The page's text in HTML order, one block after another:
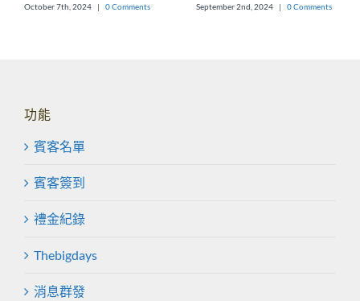
October 7th, 2024 | 0 Comments September 2nd, 2024 | 0 Comments
功能
賓客名單
賓客簽到
禮金紀錄
Thebigdays
消息群發